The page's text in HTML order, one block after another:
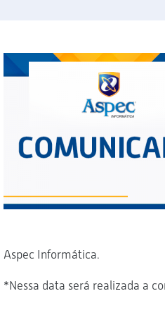
Aspec Informática.
*Nessa data será realizada a